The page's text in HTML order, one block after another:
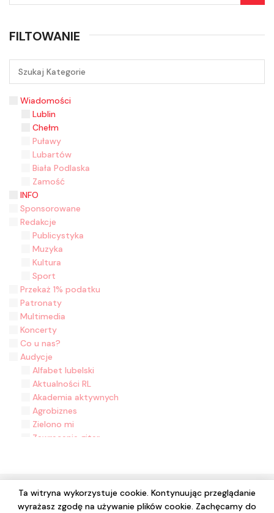
FILTOWANIE
Wiadomości
Lublin
Chełm
Puławy
Lubartów
Biała Podlaska
Zamość
INFO
Sponsorowane
Redakcje
Publicystyka
Muzyka
Kultura
Sport
Przekaż 1% podatku
Patronaty
Multimedia
Koncerty
Co u nas?
Audycje
Alfabet lubelski
Aktualności RL
Akademia aktywnych
Agrobiznes
Zielono mi
Zawracanie gitar
Z folklorem na ty
Wyjęte z kontekstu
Wydział Muzyki
Ta witryna wykorzystuje cookie. Kontynuując przeglądanie
wyrażasz zgodę na używanie plików cookie. Zachęcamy do